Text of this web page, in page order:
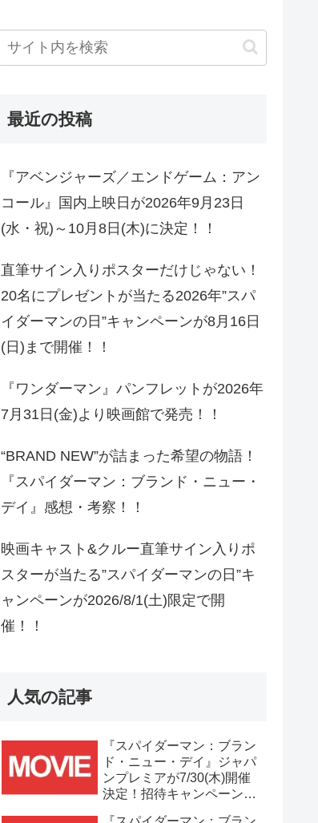
最近の投稿
『アベンジャーズ／エンドゲーム：アン
コール』国内上映日が2026年9月23日
(水・祝)～10月8日(木)に決定！！
直筆サイン入りポスターだけじゃない！
20名にプレゼントが当たる2026年”スパ
イダーマンの日”キャンペーンが8月16日
(日)まで開催！！
『ワンダーマン』パンフレットが2026年
7月31日(金)より映画館で発売！！
“BRAND NEW”が詰まった希望の物語！
『スパイダーマン：ブランド・ニュー・
デイ』感想・考察！！
映画キャスト&クルー直筆サイン入りポ
スターが当たる”スパイダーマンの日”キ
ャンペーンが2026/8/1(土)限定で開
催！！
人気の記事
『スパイダーマン：ブラン
ド・ニュー・デイ』ジャパ
ンプレミアが7/30(木)開催
決定！招待キャンペーンは